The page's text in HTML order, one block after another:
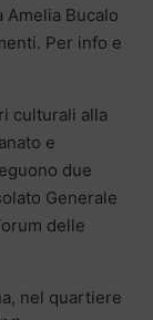
Bucalo
Per info e
culturali alla
e
due
Generale
delle
nel quartiere